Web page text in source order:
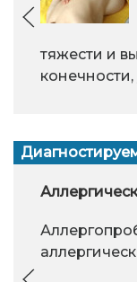
тяжести и
конечности,